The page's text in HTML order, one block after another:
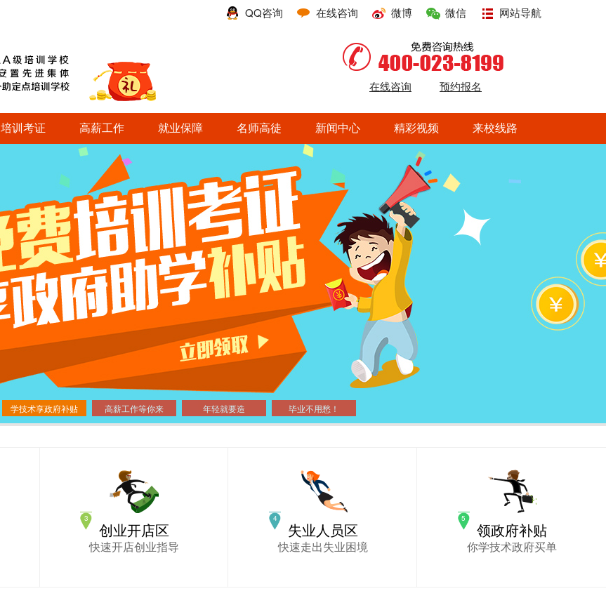
QQ咨询 在线咨询 微博 微信 网站导航
在线咨询 预约报名
培训考证 高薪工作 就业保障 名师高徒 新闻中心 精彩视频 来校线路
学技术享政府补贴 高薪工作等你来 年轻就要造 毕业不用愁！
创业开店区
快速开店创业指导
失业人员区
快速走出失业困境
领政府补贴
你学技术政府买单